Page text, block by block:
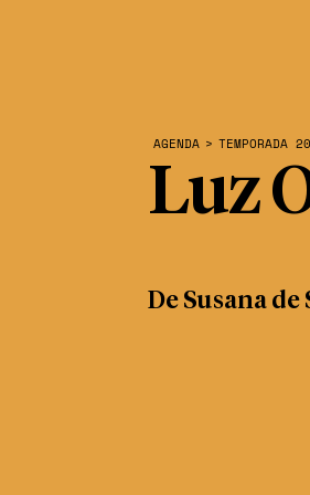
Luz
AGENDA > TEMPORADA
De Susana de